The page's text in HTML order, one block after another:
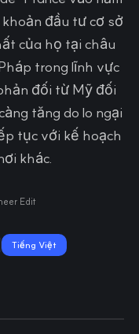
đầu tư cơ sở
của họ tại châu
trong lĩnh vực
đối từ Mỹ đối
tăng do lo ngại
tục với kế hoạch
khác.
Edit
Tiếng Việt